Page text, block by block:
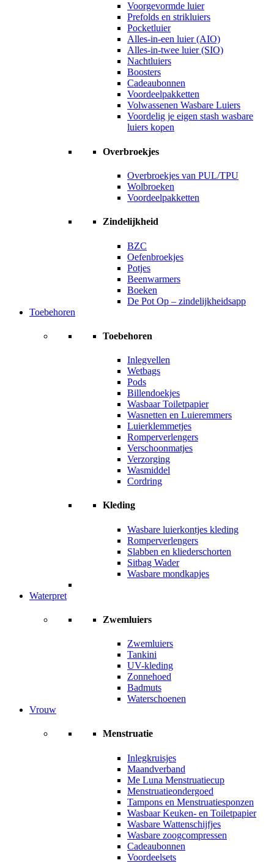
Voorgevormde luier
Prefolds en strikluiers
Pocketluier
Alles-in-een luier (AIO)
Alles-in-twee luier (SIO)
Nachtluiers
Boosters
Cadeaubonnen
Voordeelpakketten
Volwassenen Wasbare Luiers
Voordelig je eigen stash wasbare
luiers kopen
Overbroekjes
Overbroekjes van PUL/TPU
Wolbroeken
Voordeelpakketten
Zindelijkheid
BZC
Oefenbroekjes
Potjes
Beenwarmers
Boeken
De Pot Op – zindelijkheidsapp
Toebehoren
Toebehoren
Inlegvellen
Wetbags
Pods
Billendoekjes
Wasbaar Toiletpapier
Wasnetten en Luieremmers
Luierklemmetjes
Romperverlengers
Verschoonmatjes
Verzorging
Wasmiddel
Cordring
Kleding
Wasbare luierkontjes kleding
Romperverlengers
Slabben en kliederschorten
Sitbag Wader
Wasbare mondkapjes
Waterpret
Zwemluiers
Zwemluiers
Tankini
UV-kleding
Zonnehoed
Badmuts
Waterschoenen
Vrouw
Menstruatie
Inlegkruisjes
Maandverband
Me Luna Menstruatiecup
Menstruatieondergoed
Tampons en Menstruatiesponzen
Wasbaar Keuken- en Toiletpapier
Wasbare Wattenschijfjes
Wasbare zoogcompressen
Cadeaubonnen
Voordeelsets